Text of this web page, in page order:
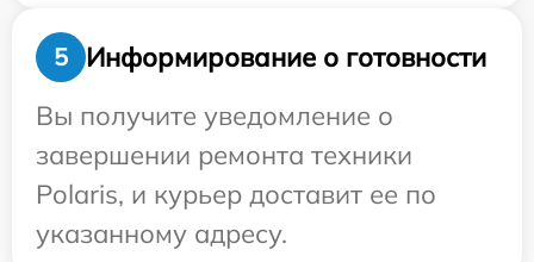
5
Информирование о готовности
Вы получите уведомление о
завершении ремонта техники
Polaris, и курьер доставит ее по
указанному адресу.